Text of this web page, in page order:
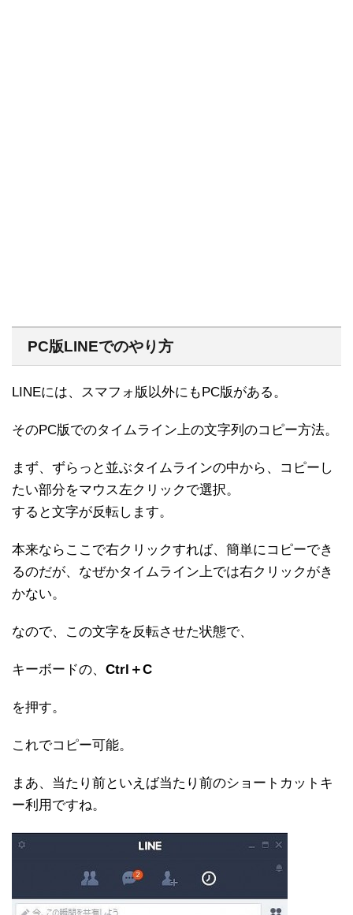
PC版LINEでのやり方
LINEには、スマフォ版以外にもPC版がある。
そのPC版でのタイムライン上の文字列のコピー方法。
まず、ずらっと並ぶタイムラインの中から、コピーし
たい部分をマウス左クリックで選択。
すると文字が反転します。
本来ならここで右クリックすれば、簡単にコピーでき
るのだが、なぜかタイムライン上では右クリックがき
かない。
なので、この文字を反転させた状態で、
キーボードの、 Ctrl＋C
を押す。
これでコピー可能。
まあ、当たり前といえば当たり前のショートカットキ
ー利用ですね。